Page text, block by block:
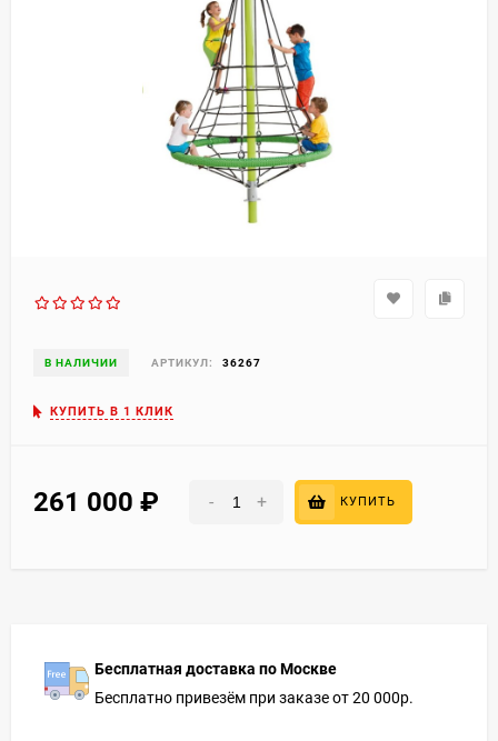
В НАЛИЧИИ АРТИКУЛ: 36267
КУПИТЬ В 1 КЛИК
261 000 - + КУПИТЬ
Бесплатная доставка по Москве
Бесплатно привезём при заказе от 20 000р.